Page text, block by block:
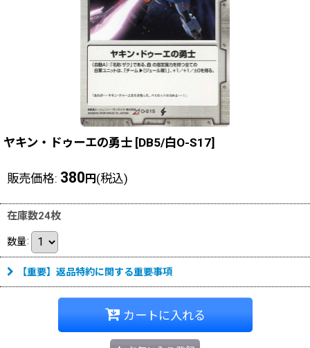
ヤキン・ドゥーエの勇士 [DB5/白O-S17]
販売価格: 380 円 (税込)
在庫数24枚
数量:
【重要】返品特約に関する重要事項
カートに入れる